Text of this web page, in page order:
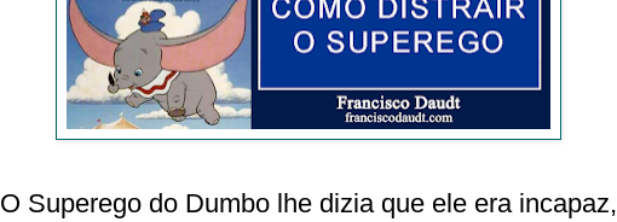
O Superego do Dumbo lhe dizia que ele era incapaz,